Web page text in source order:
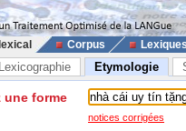
Corpus
Lexicographie Etymologie
une forme
notices corrigées